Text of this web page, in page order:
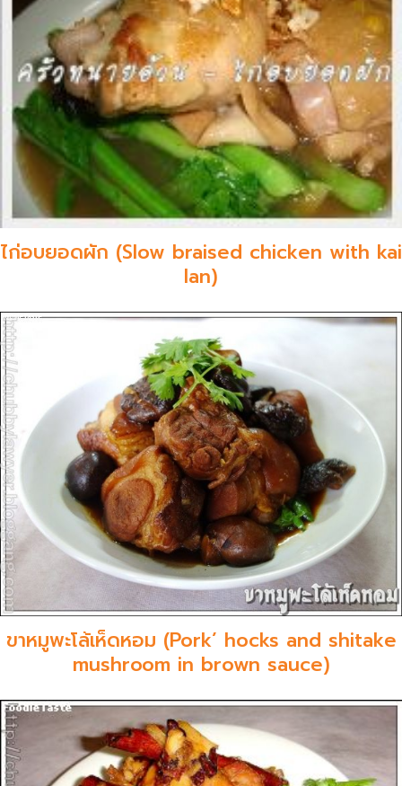
ไก่อบยอดผัก (Slow braised chicken with kai
lan)
ขาหมูพะโล้เห็ดหอม (Pork’ hocks and shitake
mushroom in brown sauce)